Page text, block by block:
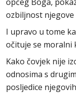
ozbiljnost
I upravo u tome
očituje se moralni
Kako čovjek nije
odnosima s
posljedice